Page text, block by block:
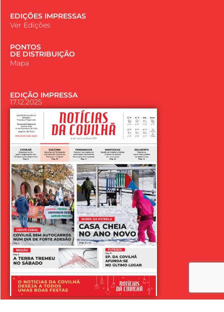
EDIÇÕES IMPRESSAS
Ver Edições
PONTOS
DE DISTRIBUIÇÃO
Mapa
EDIÇÃO IMPRESSA
17.12.2025